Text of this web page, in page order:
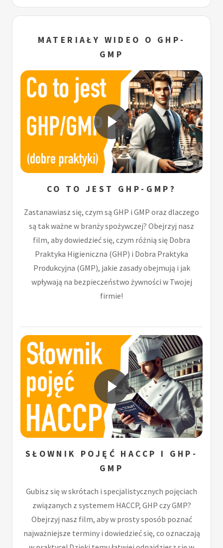
MATERIAŁY WIDEO O GHP-
GMP
CO TO JEST GHP-GMP?
Zastanawiasz się, czym są GHP i GMP oraz dlaczego
są tak ważne w branży spożywczej? Obejrzyj nasz
film, aby dowiedzieć się, czym różnią się Dobra
Praktyka Higieniczna (GHP) i Dobra Praktyka
Produkcyjna (GMP), jakie zasady obejmują i jak
wpływają na bezpieczeństwo żywności w Twojej
firmie!
SŁOWNIK POJĘĆ HACCP I GHP-
GMP
Gubisz się w skrótach i specjalistycznych pojęciach
związanych z systemem HACCP, GHP czy GMP?
Obejrzyj nasz film, aby w prosty sposób poznać
najważniejsze terminy i dowiedzieć się, co oznaczają